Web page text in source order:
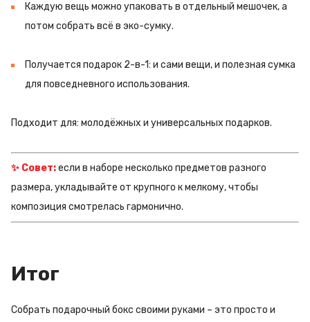
Каждую вещь можно упаковать в отдельный мешочек, а
потом собрать всё в эко-сумку.
Получается подарок 2-в-1: и сами вещи, и полезная сумка
для повседневного использования.
Подходит для: молодёжных и универсальных подарков.
✨ Совет:если в наборе несколько предметов разного
размера, укладывайте от крупного к мелкому, чтобы
композиция смотрелась гармонично.
Итог
Собрать подарочный бокс своими руками – это просто и